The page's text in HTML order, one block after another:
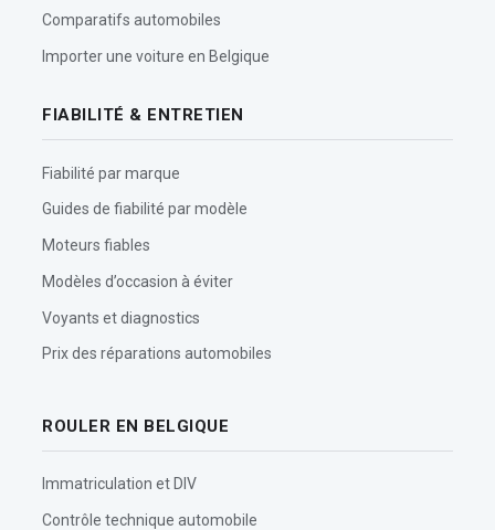
Comparatifs automobiles
Importer une voiture en Belgique
FIABILITÉ & ENTRETIEN
Fiabilité par marque
Guides de fiabilité par modèle
Moteurs fiables
Modèles d’occasion à éviter
Voyants et diagnostics
Prix des réparations automobiles
ROULER EN BELGIQUE
Immatriculation et DIV
Contrôle technique automobile